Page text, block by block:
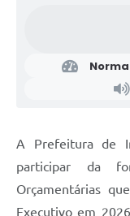
A Prefeitura de
participar da
Orçamentárias
Executivo em